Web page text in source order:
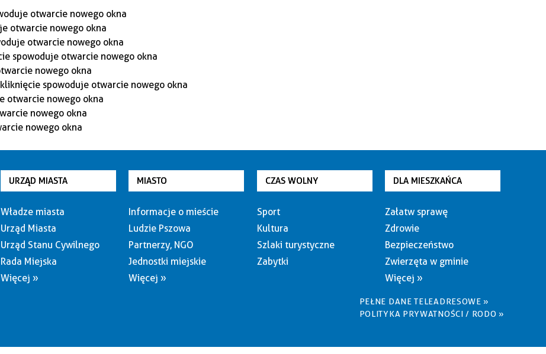
URZĄD MIASTA
Władze miasta
Urząd Miasta
Urząd Stanu Cywilnego
Rada Miejska
Więcej »
MIASTO
Informacje o mieście
Ludzie Pszowa
Partnerzy, NGO
Jednostki miejskie
Więcej »
CZAS WOLNY
Sport
Kultura
Szlaki turystyczne
Zabytki
DLA MIESZKAŃCA
Załatw sprawę
Zdrowie
Bezpieczeństwo
Zwierzęta w gminie
Więcej »
PEŁNE DANE TELEADRESOWE »
POLITYKA PRYWATNOŚCI / RODO »